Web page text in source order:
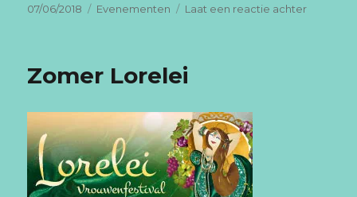
Geplaatst
07/06/2018 Categorieën
Evenementen Laat een reactie achterop
Zomer Lorelei